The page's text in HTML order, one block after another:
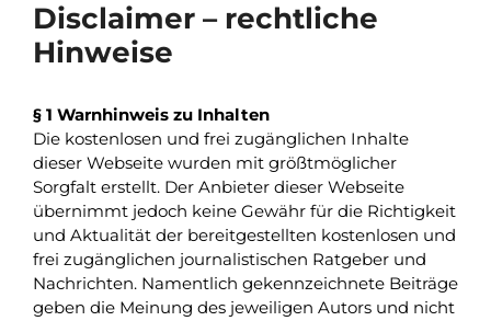
Disclaimer – rechtliche
Hinweise
§ 1 Warnhinweis zu Inhalten
Die kostenlosen und frei zugänglichen Inhalte
dieser Webseite wurden mit größtmöglicher
Sorgfalt erstellt. Der Anbieter dieser Webseite
übernimmt jedoch keine Gewähr für die Richtigkeit
und Aktualität der bereitgestellten kostenlosen und
frei zugänglichen journalistischen Ratgeber und
Nachrichten. Namentlich gekennzeichnete Beiträge
geben die Meinung des jeweiligen Autors und nicht